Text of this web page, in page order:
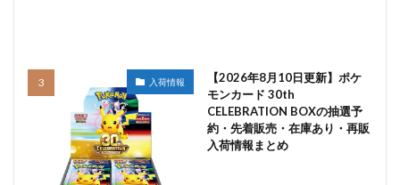
入荷情報
【2026年8月10日更新】ポケ
モンカード 30th
CELEBRATION BOXの抽選予
約・先着販売・在庫あり・再販
入荷情報まとめ